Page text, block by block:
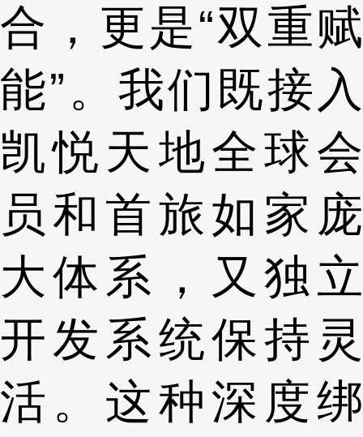
合，更是“双重赋
能”。我们既接入
凯悦天地全球会
员和首旅如家庞
大体系，又独立
开发系统保持灵
活。这种深度绑